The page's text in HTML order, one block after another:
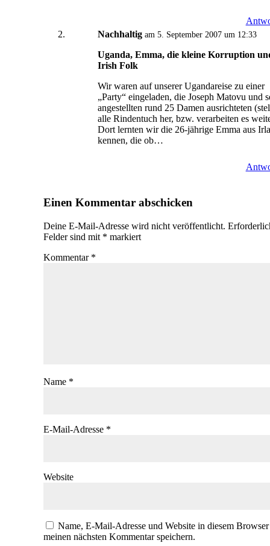
Nachhaltig am 5. September 2007 um 12:33
Uganda, Emma, die kleine Korruption
Irish Folk
Wir waren auf unserer Ugandareise zu einer
„Party“ eingeladen, die Joseph Matovu und
angestellten rund 25 Damen ausrichteten
alle Rindentuch her, bzw. verarbeiten es
Dort lernten wir die 26-jährige Emma aus
kennen, die ob…
Einen Kommentar abschicken
Deine E-Mail-Adresse wird nicht veröffentlicht.
Felder sind mit * markiert
Kommentar *
Name *
E-Mail-Adresse *
Website
Name, E-Mail-Adresse und Website in diesem
meinen nächsten Kommentar speichern.